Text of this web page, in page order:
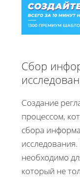
Сбор
Создание
процессом,
сбора
необходимо
который не